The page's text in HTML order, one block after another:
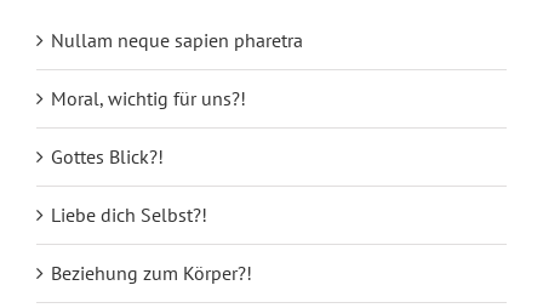
Nullam neque sapien pharetra
Moral, wichtig für uns?!
Gottes Blick?!
Liebe dich Selbst?!
Beziehung zum Körper?!